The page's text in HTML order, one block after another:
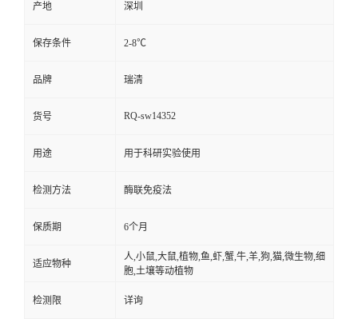
产地 深圳
保存条件 2-8℃
品牌 瑞清
货号 RQ-sw14352
用途 用于科研实验使用
检测方法 酶联免疫法
保质期 6个月
适应物种
人,小鼠,大鼠,植物,鱼,虾,蟹,牛,羊,狗,猫,微生物,细
胞,土壤等动植物
检测限 详询